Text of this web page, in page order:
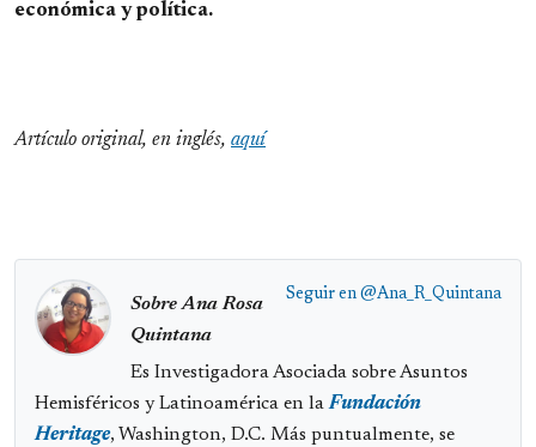
económica y política.
Artículo original, en inglés, aquí
Seguir en @Ana_R_Quintana
Sobre Ana Rosa
Quintana
Es Investigadora Asociada sobre Asuntos
Hemisféricos y Latinoamérica en laFundación
Heritage, Washington, D.C. Más puntualmente, se